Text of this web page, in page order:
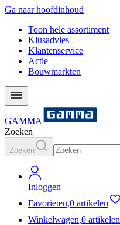
Ga naar hoofdinhoud
Toon hele assortiment
Klusadvies
Klantenservice
Actie
Bouwmarkten
GAMMA
Zoeken
Zoeken
Inloggen
Favorieten,0 artikelen
Winkelwagen,0 artikelen